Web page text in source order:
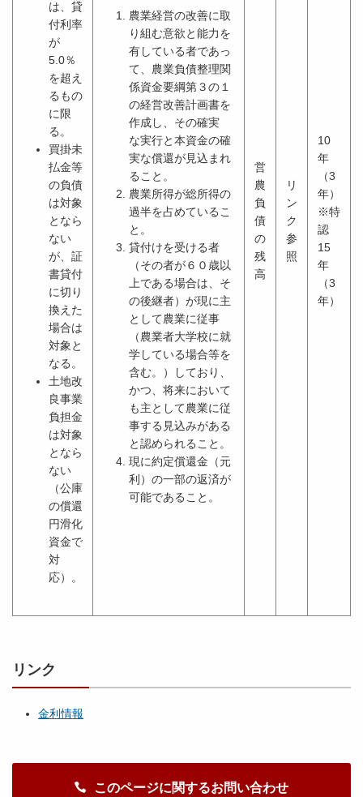
は、貸
付利率
が
5.0％
を超え
るもの
に限
る。
買掛未
払金等
の負債
は対象
となら
ない
が、証
書貸付
に切り
換えた
場合は
対象と
なる。
土地改
良事業
負担金
は対象
となら
ない
（公庫
の償還
円滑化
資金で
対
応）。
農業経営の改善に取
り組む意欲と能力を
有している者であっ
て、農業負債整理関
係資金要綱第３の１
の経営改善計画書を
作成し、その確実
な実行と本資金の確
実な償還が見込まれ
ること。
農業所得が総所得の
過半を占めているこ
と。
貸付けを受ける者
（その者が６０歳以
上である場合は、そ
の後継者）が現に主
として農業に従事
（農業者大学校に就
学している場合等を
含む。）しており、
かつ、将来において
も主として農業に従
事する見込みがある
と認められること。
現に約定償還金（元
利）の一部の返済が
可能であること。
営
農
負
債
の
残
高
リ
ン
ク
参
照
10
年
（3
年）
※特
認
15
年
（3
年）
リンク
金利情報
このページに関するお問い合わせ